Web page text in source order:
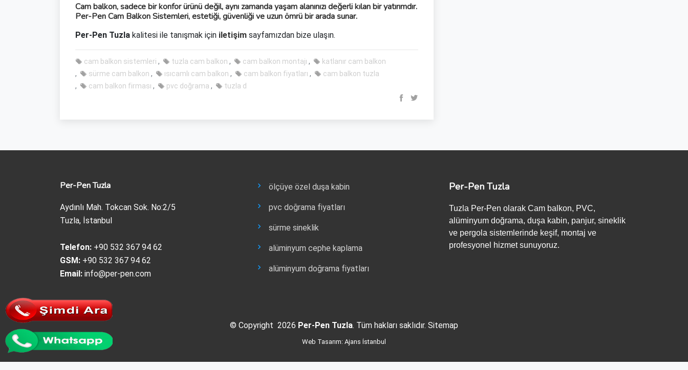
Cam balkon, sadece bir konfor ürünü değil, aynı zamanda yaşam alanınızı değerli kılan bir yatırımdır.
Per-Pen Cam Balkon Sistemleri, estetiği, güvenliği ve uzun ömrü bir arada sunar.
Per-Pen Tuzla kalitesi ile tanışmak için iletişim sayfamızdan bize ulaşın.
cam balkon sistemleri tuzla cam balkon cam balkon montajı
katlanır cam balkon
sürme cam balkon
ısıcamlı cam balkon cam balkon fiyatları
cam balkon tuzla
cam balkon firması
pvc doğrama tuzla d
Per-Pen Tuzla
Aydınlı Mah. Tokcan Sok. No:2/5
Tuzla, İstanbul
Telefon: +90 532 367 94 62
GSM: +90 532 367 94 62
Email: info@per-pen.com
ölçüye özel duşa kabin
pvc doğrama fiyatları
sürme sineklik
alüminyum cephe kaplama
alüminyum doğrama fiyatları
Per-Pen Tuzla
Tuzla Per-Pen olarak Cam balkon, PVC,
alüminyum doğrama, duşa kabin, panjur, sineklik
ve pergola sistemlerinde keşif, montaj ve
profesyonel hizmet sunuyoruz.
© Copyright 2026 Per-Pen Tuzla. Tüm hakları saklıdır. Sitemap
Web Tasarım: Ajans İstanbul